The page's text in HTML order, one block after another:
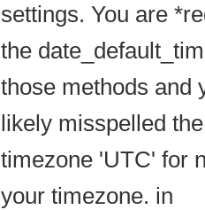
settings. You are
the
those methods and
likely misspelled
timezone 'UTC' for
your timezone. in